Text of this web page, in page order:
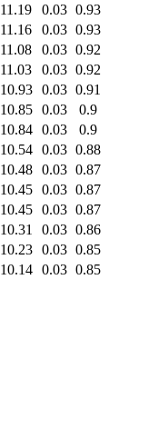
11.19 0.03 0.93
11.16 0.03 0.93
11.08 0.03 0.92
11.03 0.03 0.92
10.93 0.03 0.91
10.85 0.03
0.9
10.84 0.03
0.9
10.54 0.03 0.88
10.48 0.03 0.87
10.45 0.03 0.87
10.45 0.03 0.87
10.31 0.03 0.86
10.23 0.03 0.85
10.14 0.03 0.85